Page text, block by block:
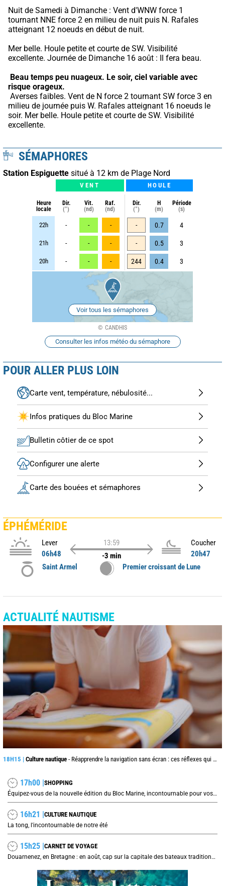
Nuit de Samedi à Dimanche : Vent d'WNW force 1
tournant NNE force 2 en milieu de nuit puis N. Rafales
atteignant 12 noeuds en début de nuit.
Mer belle. Houle petite et courte de SW. Visibilité
excellente. Journée de Dimanche 16 août : Il fera beau.
Beau temps peu nuageux. Le soir, ciel variable avec
risque orageux.
milieu de journée puis W. Rafales atteignant 16 noeuds le
soir. Mer belle. Houle petite et courte de SW. Visibilité
excellente.
SÉMAPHORES
Station Espiguette situé à 12 km de Plage Nord
VENT HOULE
Heure
locale
Dir.
(°)
Vit.
(nd)
Raf.
(nd)
Dir.
(°)
H
(m)
Période
(s)
22h - - - - 0.7 4
21h - - - - 0.5 3
20h - - - 244 0.4 3
Voir tous les sémaphores
CANDHIS
Consulter les infos météo du sémaphore
POUR ALLER PLUS LOIN
Carte vent, température, nébulosité...
Infos pratiques du Bloc Marine
Bulletin côtier de ce spot
Configurer une alerte
Carte des bouées et sémaphores
ÉPHÉMÉRIDE
Lever
06h48
13:59
-3 min
Coucher
20h47
Saint Armel
Premier croissant de Lune
ACTUALITÉ NAUTISME
18H15 | Culture nautique - Réapprendre la navigation sans écran : ces réflexes qui peuvent sauver une traversée
17h00 |SHOPPING
Équipez-vous de la nouvelle édition du Bloc Marine, incontournable pour vos prochaines navigations !
16h21 |CULTURE NAUTIQUE
La tong, l'incontournable de notre été
15h25 |CARNET DE VOYAGE
Douarnenez, en Bretagne : en août, cap sur la capitale des bateaux traditionnels et de la sardine